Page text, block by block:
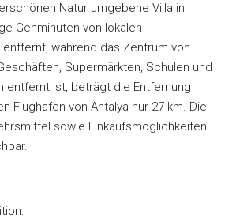
Natur umgebene Villa in
Gehminuten von lokalen
während das Zentrum von
Supermärkten, Schulen und
entfernt ist, beträgt die Entfernung
Flughafen von Antalya nur 27 km. Die
sowie Einkaufsmöglichkeiten